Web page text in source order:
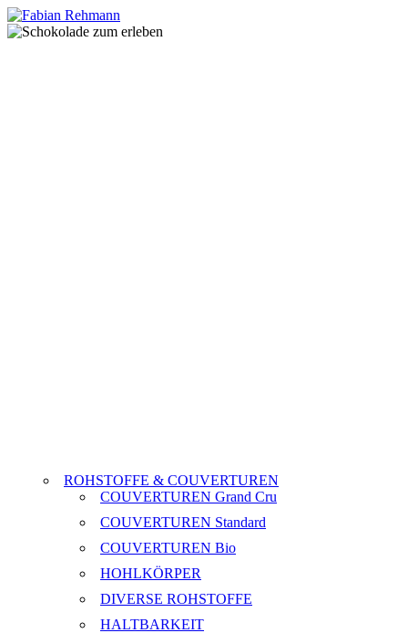
ROHSTOFFE & COUVERTUREN
COUVERTUREN Grand Cru
COUVERTUREN Standard
COUVERTUREN Bio
HOHLKÖRPER
DIVERSE ROHSTOFFE
HALTBARKEIT